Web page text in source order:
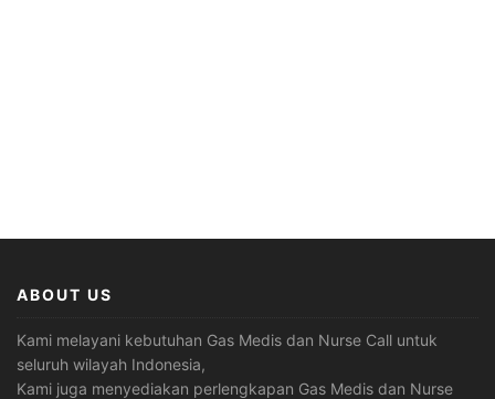
ABOUT US
Kami melayani kebutuhan Gas Medis dan Nurse Call untuk
seluruh wilayah Indonesia,
Kami juga menyediakan perlengkapan Gas Medis dan Nurse